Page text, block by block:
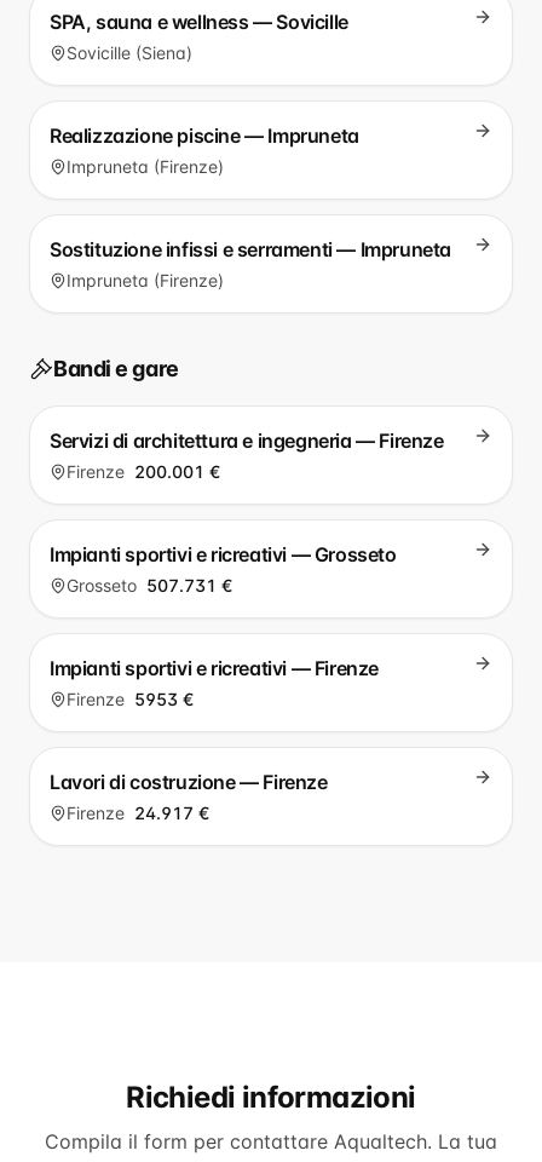
SPA, sauna e wellness — Sovicille
Sovicille (Siena)
Realizzazione piscine — Impruneta
Impruneta (Firenze)
Sostituzione infissi e serramenti — Impruneta
Impruneta (Firenze)
Bandi e gare
Servizi di architettura e ingegneria — Firenze
Firenze 200.001 €
Impianti sportivi e ricreativi — Grosseto
Grosseto 507.731 €
Impianti sportivi e ricreativi — Firenze
Firenze 5953 €
Lavori di costruzione — Firenze
Firenze 24.917 €
Richiedi informazioni
Compila il form per contattare Aqualtech. La tua